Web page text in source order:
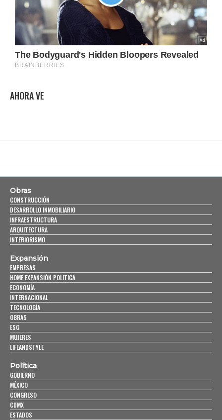
AHORA VE
Obras
CONSTRUCCIÓN
DESARROLLO INMOBILIARIO
INFRAESTRUCTURA
ARQUITECTURA
INTERIORISMO
Expansión
EMPRESAS
HOME EXPANSIÓN POLITICA
ECONOMÍA
INTERNACIONAL
TECNOLOGÍA
OBRAS
ESG
MUJERES
LIFEANDSTYLE
Política
GOBIERNO
MÉXICO
CONGRESO
CDMX
ESTADOS